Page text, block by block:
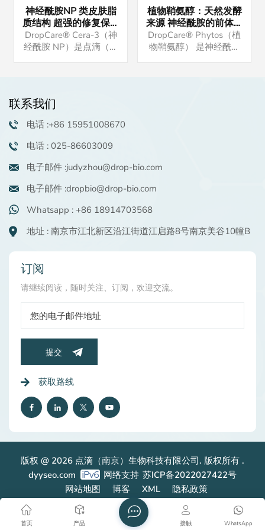
神经酰胺NP 类皮肤脂
质结构 超强的修复保湿
效果 对抗皮炎效果显著
DropCare® Cera-3（神
经酰胺 NP）是点滴（南
肤屏障。我司神经酰胺属
于高含量纯品，如果您有
兴趣，请联系我们索取样
品。我们还可以提供该原
料的成品配方供您参考。
植物鞘氨醇：天然发酵
来源 神经酰胺的前体物
强大的保湿抗炎功效 油
溶活性物 高端洗护原料
DropCare® Phytos（植
物鞘氨醇） 是神经酰胺
联系我们
电话 :+86 15951008670
电话 : 025-86603009
电子邮件 :judyzhou@drop-bio.com
电子邮件 :dropbio@drop-bio.com
Whatsapp : +86 18914703568
地址 : 南京市江北新区沿江街道江启路8号南京美谷10幢B
订阅
请继续阅读，随时关注、订阅，欢迎交流。
提交
获取路线
版权 @ 2026 点滴（南京）生物科技有限公司. 版权所有 .
dyyseo.com
网络支持 苏ICP备2022027422号
网站地图
博客 XML 隐私政策
首页 产品 WhatsApp
接触